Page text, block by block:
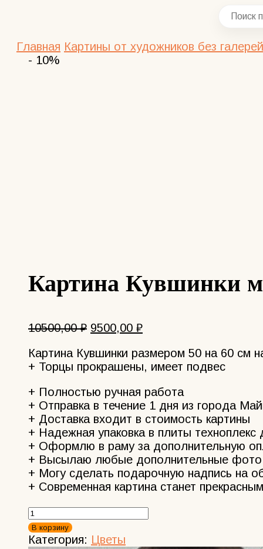
Главная Картины от художников без
- 10%
Картина Кувшинки
10500,00₽ Первоначальная
составляла
10500,00 ₽.
9500,00 ₽Текущая
9500,00 ₽.
Картина Кувшинки размером 50 на 60 см
+ Торцы прокрашены, имеет подвес
+ Полностью ручная работа
+ Отправка в течение 1 дня из города
+ Доставка входит в стоимость картины
+ Надежная упаковка в плиты техноплекс
+ Оформлю в раму за дополнительную
+ Высылаю любые дополнительные фото
+ Могу сделать подарочную надпись на
+ Современная картина станет
Количество
товара
Картина
В корзину
Категория: Цветы